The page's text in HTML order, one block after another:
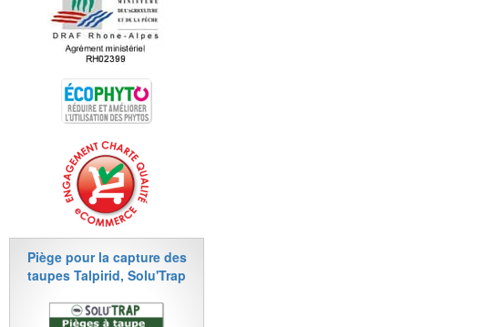
Piège pour la capture des
taupes Talpirid, Solu'Trap